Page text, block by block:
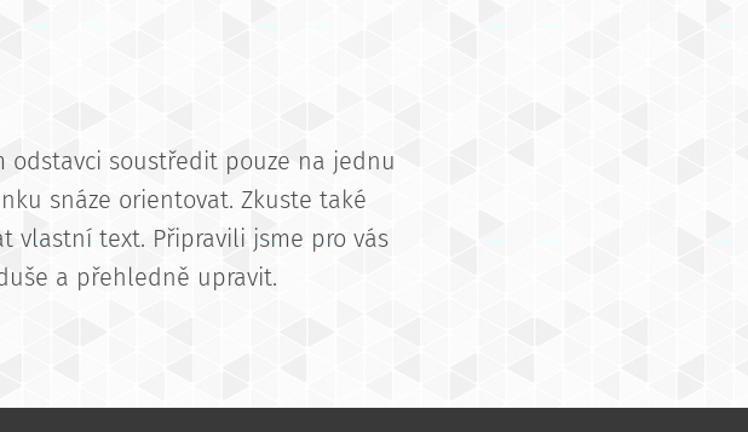
odstavci soustředit pouze na jednu
snáze orientovat. Zkuste také
vlastní text. Připravili jsme pro vás
a přehledně upravit.